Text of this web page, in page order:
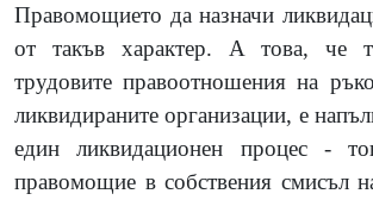
Правомощието да назначи
от такъв характер. А това, че
трудовите правоотношения на
ликвидираните организации, е
един ликвидационен процес -
правомощие в собствения смисъл